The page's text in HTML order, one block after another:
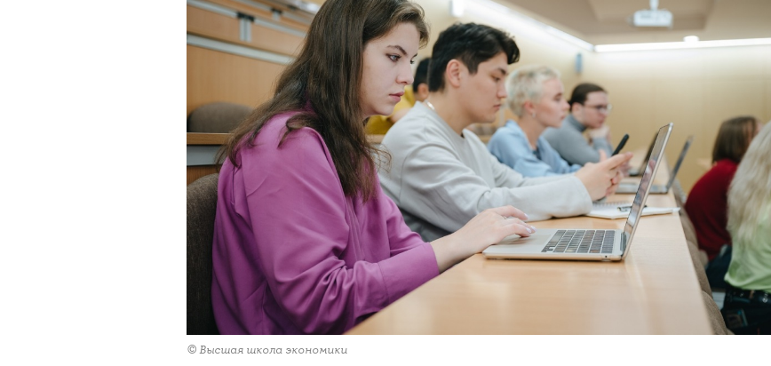
© Высшая школа экономики